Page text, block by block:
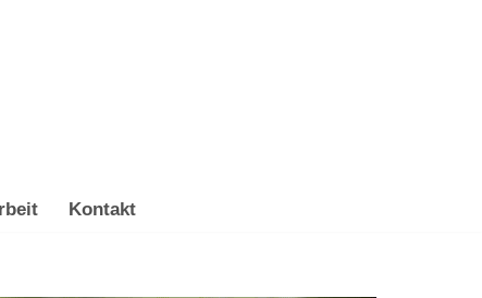
Kontakt